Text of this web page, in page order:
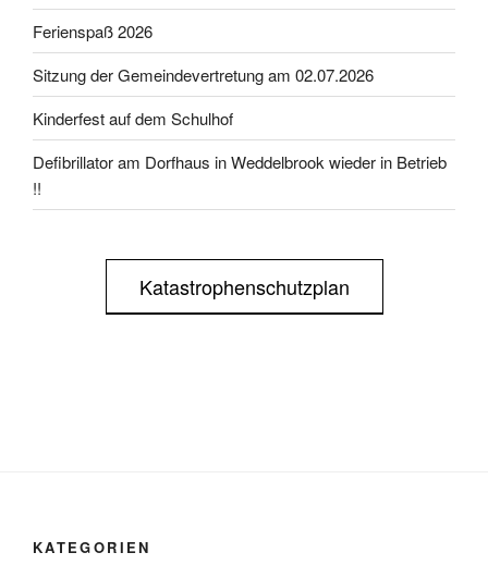
Ferienspaß 2026
Sitzung der Gemeindevertretung am 02.07.2026
Kinderfest auf dem Schulhof
Defibrillator am Dorfhaus in Weddelbrook wieder in Betrieb
!!
Katastrophenschutzplan
KATEGORIEN